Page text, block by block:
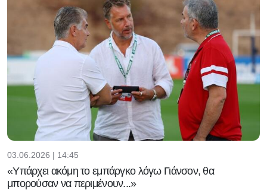
03.06.2026 | 14:45
«Υπάρχει ακόμη το εμπάργκο λόγω Γιάνσον, θα
μπορούσαν να περιμένουν...»